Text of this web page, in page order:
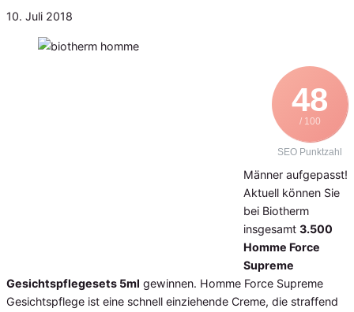
Veröffentlicht
10. Juli 2018
48
/ 100
SEO Punktzahl
Männer aufgepasst!
Aktuell können Sie
bei Biotherm
insgesamt 3.500
Homme Force
Supreme
Gesichtspflegesets 5ml gewinnen. Homme Force Supreme
Gesichtspflege ist eine schnell einziehende Creme, die straffend